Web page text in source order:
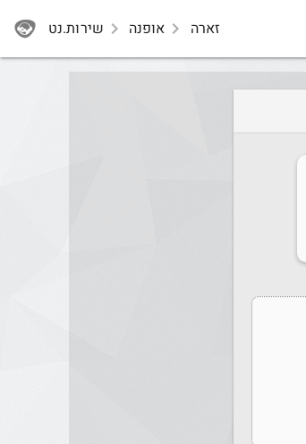
שירות.נט navigate_next אופנה navigate_next זארה